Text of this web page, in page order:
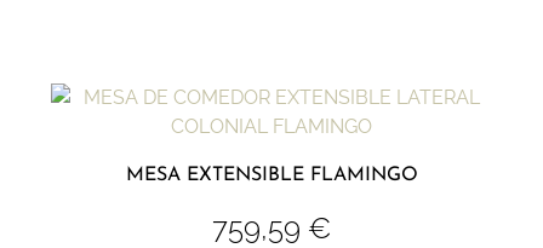
MESA EXTENSIBLE FLAMINGO
759,59 €